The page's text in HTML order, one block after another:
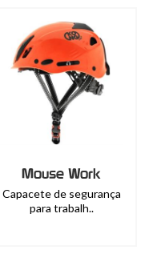
Mouse Work
Capacete de segurança
para trabalh..